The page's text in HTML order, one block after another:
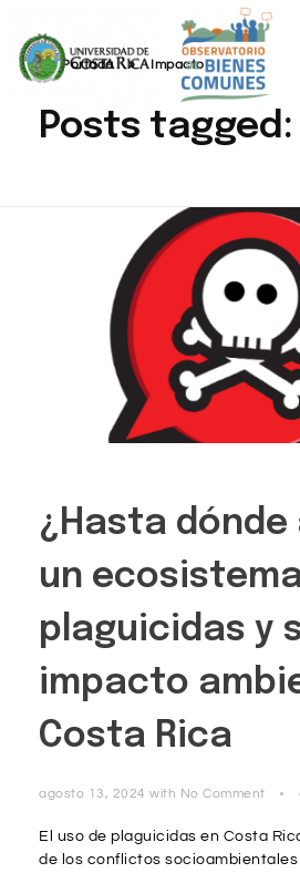
Portada » Impacto
Posts
¿Hasta
un
plaguicidas y
impacto
Costa Rica
agosto 13, 2024 with No Comment
El uso de plaguicidas en Costa
de los conflictos